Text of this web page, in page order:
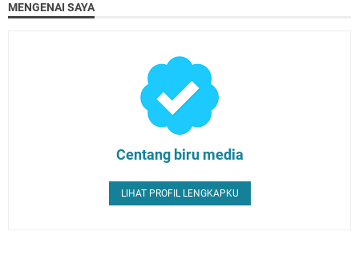
MENGENAI SAYA
Centang biru media
LIHAT PROFIL LENGKAPKU